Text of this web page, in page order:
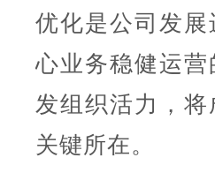
优化是公司发
心业务稳健运
发组织活力，
关键所在。